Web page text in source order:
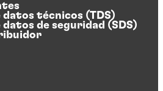
datos técnicos (TDS)
datos de seguridad (SDS)